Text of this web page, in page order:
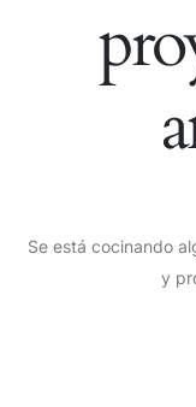
Se está cocinando
y